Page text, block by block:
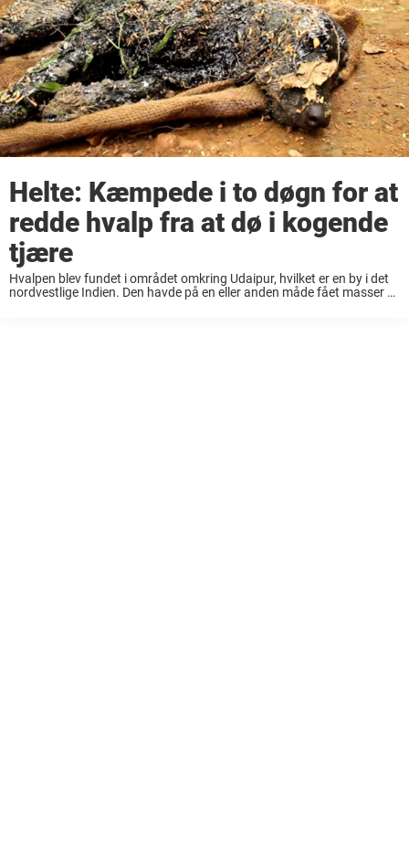
Helte: Kæmpede i to døgn for at
redde hvalp fra at dø i kogende
tjære
Hvalpen blev fundet i området omkring Udaipur, hvilket er en by i det
nordvestlige Indien. Den havde på en eller anden måde fået masser af